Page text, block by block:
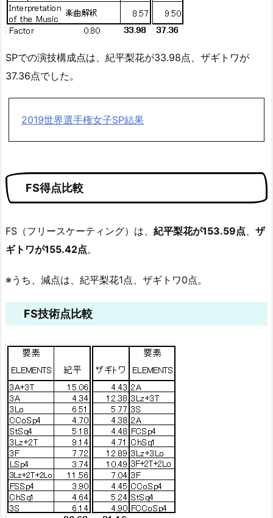
SPでの演技構成点は、紀平梨花が33.98点、ザギトワが
37.36点でした。
2019世界選手権女子SP結果
FS得点比較
FS（フリースケーティング）は、 紀平梨花が153.59点
ザ
ギトワが155.42点。
※うち、減点は、紀平梨花1点、ザギトワ0点。
FS技術点比較